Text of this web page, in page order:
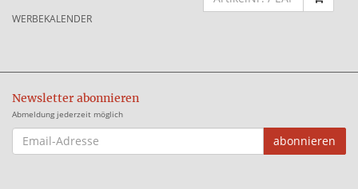
WERBEKALENDER
Newsletter abonnieren
Abmeldung jederzeit möglich
EMAIL-
ADRESSE
abonnieren